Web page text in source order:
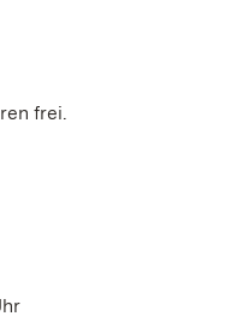
frei.